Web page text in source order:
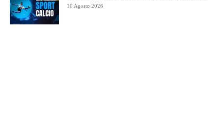
10 Agosto 2026